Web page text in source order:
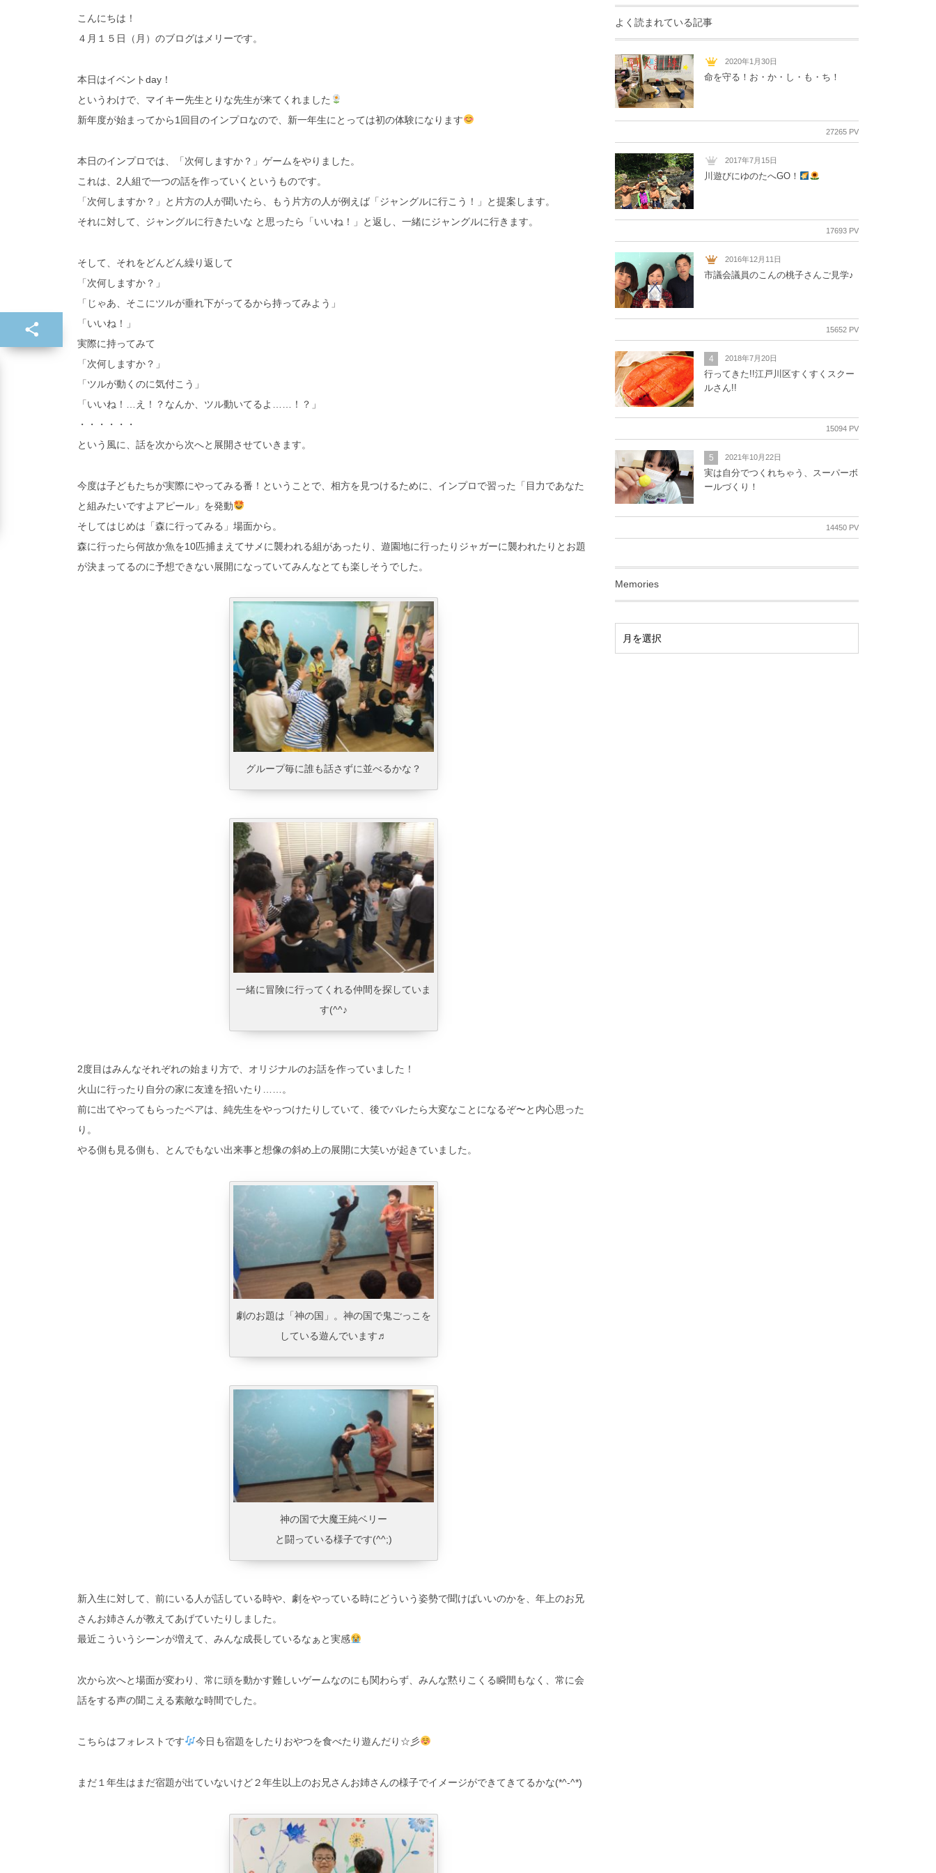
こんにちは！
４月１５日（月）のブログはメリーです。
本日はイベントday！
というわけで、マイキー先生とりな先生が来てくれました
新年度が始まってから1回目のインプロなので、新一年生にとっては初の体験になります
本日のインプロでは、「次何しますか？」ゲームをやりました。
これは、2人組で一つの話を作っていくというものです。
「次何しますか？」と片方の人が聞いたら、もう片方の人が例えば「ジャングルに行こう！」と提案します。
それに対して、ジャングルに行きたいな と思ったら「いいね！」と返し、一緒にジャングルに行きます。
そして、それをどんどん繰り返して
「次何しますか？」
「じゃあ、そこにツルが垂れ下がってるから持ってみよう」
「いいね！」
実際に持ってみて
「次何しますか？」
「ツルが動くのに気付こう」
「いいね！…え！？なんか、ツル動いてるよ……！？」
・・・・・・
という風に、話を次から次へと展開させていきます。
今度は子どもたちが実際にやってみる番！ということで、相方を見つけるために、インプロで習った「目力であなた
と組みたいですよアピール」を発動
そしてはじめは「森に行ってみる」場面から。
森に行ったら何故か魚を10匹捕まえてサメに襲われる組があったり、遊園地に行ったりジャガーに襲われたりとお題
が決まってるのに予想できない展開になっていてみんなとても楽しそうでした。
グループ毎に誰も話さずに並べるかな？
一緒に冒険に行ってくれる仲間を探していま
す(^^♪
2度目はみんなそれぞれの始まり方で、オリジナルのお話を作っていました！
火山に行ったり自分の家に友達を招いたり……。
前に出てやってもらったペアは、純先生をやっつけたりしていて、後でバレたら大変なことになるぞ〜と内心思った
り。
やる側も見る側も、とんでもない出来事と想像の斜め上の展開に大笑いが起きていました。
劇のお題は「神の国」。神の国で鬼ごっこを
している遊んでいます♬
神の国で大魔王純ベリー
と闘っている様子です(^^;)
新入生に対して、前にいる人が話している時や、劇をやっている時にどういう姿勢で聞けばいいのかを、年上のお兄
さんお姉さんが教えてあげていたりしました。
最近こういうシーンが増えて、みんな成長しているなぁと実感
次から次へと場面が変わり、常に頭を動かす難しいゲームなのにも関わらず、みんな黙りこくる瞬間もなく、常に会
話をする声の聞こえる素敵な時間でした。
こちらはフォレストです 今日も宿題をしたりおやつを食べたり遊んだり☆彡
まだ１年生はまだ宿題が出ていないけど２年生以上のお兄さんお姉さんの様子でイメージができてきてるかな(*^-^*)
よく読まれている記事
2020年1月30日
命を守る！お・か・し・も・ち！
27265 PV
2017年7月15日
川遊びにゆのたへGO！
17693 PV
2016年12月11日
市議会議員のこんの桃子さんご見学♪
15652 PV
4 2018年7月20日
行ってきた!!江戸川区すくすくスクー
ルさん!!
15094 PV
5 2021年10月22日
実は自分でつくれちゃう、スーパーボ
ールづくり！
14450 PV
Memories